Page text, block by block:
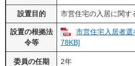
設置目的 市営住宅の入居に関す
設置の根拠法
令等
市営住宅入居者
78KB]
委員の任期 2年